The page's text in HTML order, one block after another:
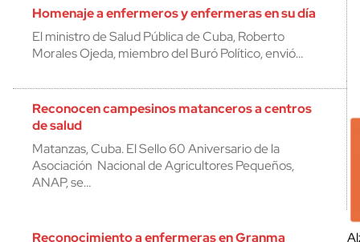
Homenaje a enfermeros y enfermeras en su día
El ministro de Salud Pública de Cuba, Roberto
Morales Ojeda, miembro del Buró Político, envió…
Reconocen campesinos matanceros a centros
de salud
Matanzas, Cuba. El Sello 60 Aniversario de la
Asociación Nacional de Agricultores Pequeños,
ANAP, se…
Reconocimiento a enfermeras en Granma